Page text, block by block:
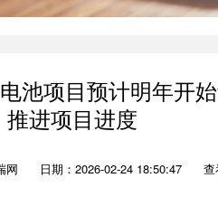
池项目预计明年开
推进项目进度
网 日期：2026-02-24 18:50:47